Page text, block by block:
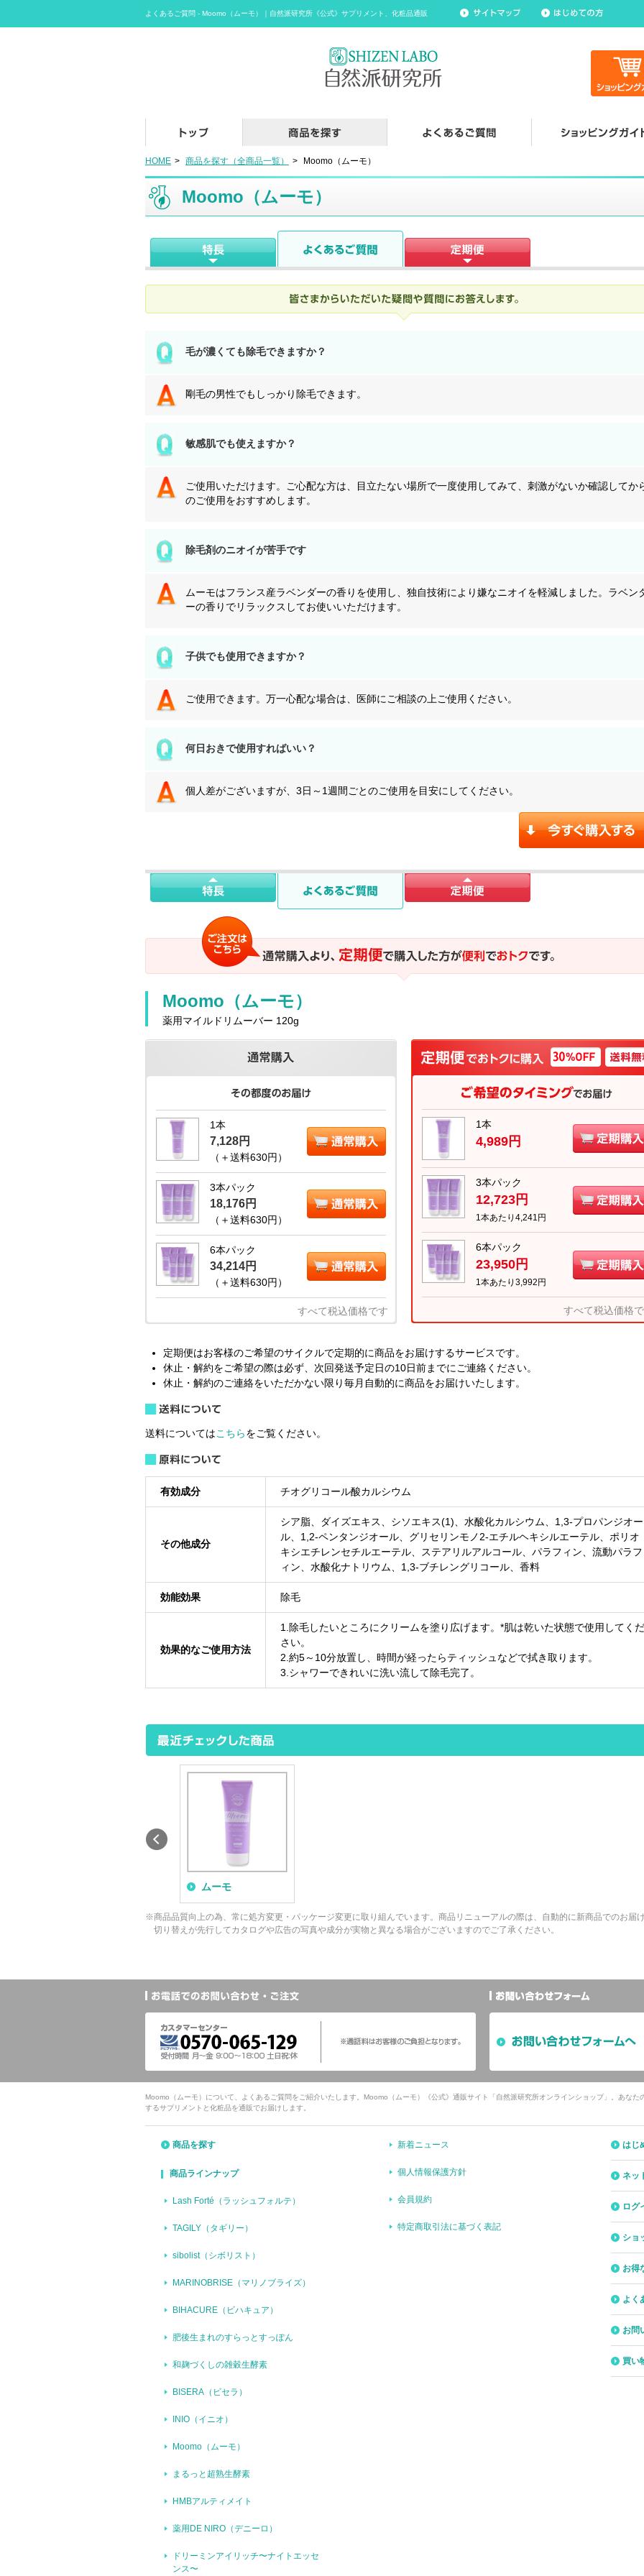
よくあるご質問 - Moomo（ムーモ）｜自然派研究所《公式》サプリメント、化粧品通販
HOME > 商品を探す（全商品一覧） > Moomo（ムーモ）
Moomo（ムーモ）
毛が濃くても除毛できますか？
剛毛の男性でもしっかり除毛できます。
敏感肌でも使えますか？
ご使用いただけます。ご心配な方は、目立たない場所で一度使用してみて、刺激がないか確認してか
のご使用をおすすめします。
除毛剤のニオイが苦手です
ムーモはフランス産ラベンダーの香りを使用し、独自技術により嫌なニオイを軽減しました。ラベン
ーの香りでリラックスしてお使いいただけます。
子供でも使用できますか？
ご使用できます。万一心配な場合は、医師にご相談の上ご使用ください。
何日おきで使用すればいい？
個人差がございますが、3日～1週間ごとのご使用を目安にしてください。
Moomo（ムーモ）
薬用マイルドリムーバー 120g
1本
7,128円
（＋送料630円）
3本パック
18,176円
（＋送料630円）
6本パック
34,214円
（＋送料630円）
すべて税込価格です
1本
4,989円
3本パック
12,723円
1本あたり4,241円
6本パック
23,950円
1本あたり3,992円
すべて税込価格
定期便はお客様のご希望のサイクルで定期的に商品をお届けするサービスです。
休止・解約をご希望の際は必ず、次回発送予定日の10日前までにご連絡ください。
休止・解約のご連絡をいただかない限り毎月自動的に商品をお届けいたします。
送料についてはこちらをご覧ください。
有効成分 チオグリコール酸カルシウム
その他成分
シア脂、ダイズエキス、シソエキス(1)、水酸化カルシウム、1,3-プロパンジオー
ル、1,2-ペンタンジオール、グリセリンモノ2-エチルヘキシルエーテル、ポリオ
キシエチレンセチルエーテル、ステアリルアルコール、パラフィン、流動パラフ
ィン、水酸化ナトリウム、1,3-ブチレングリコール、香料
効能効果 除毛
効果的なご使用方法
1.除毛したいところにクリームを塗り広げます。*肌は乾いた状態で使用してくだ
さい。
2.約5～10分放置し、時間が経ったらティッシュなどで拭き取ります。
3.シャワーできれいに洗い流して除毛完了。
ムーモ
※商品品質向上の為、常に処方変更・パッケージ変更に取り組んでいます。商品リニューアルの際は、自動的に新商品でのお届
切り替えが先行してカタログや広告の写真や成分が実物と異なる場合がございますのでご了承ください。
Moomo（ムーモ）について、よくあるご質問をご紹介いたします。Moomo（ムーモ）《公式》通販サイト「自然派研究所オンラインショップ」。あな
するサプリメントと化粧品を通販でお届けします。
商品を探す
商品ラインナップ
Lash Forté（ラッシュフォルテ）
TAGILY（タギリー）
sibolist（シボリスト）
MARINOBRISE（マリノブライズ）
BIHACURE（ビハキュア）
肥後生まれのすらっとすっぽん
和麹づくしの雑穀生酵素
BISERA（ビセラ）
INIO（イニオ）
Moomo（ムーモ）
まるっと超熟生酵素
HMBアルティメイト
薬用DE NIRO（デニーロ）
ドリーミンアイリッチ〜ナイトエッセ
ンス〜
新着ニュース
個人情報保護方針
会員規約
特定商取引法に基づく表記
はじ
ネッ
ログ
ショ
お得
よく
お問
買い